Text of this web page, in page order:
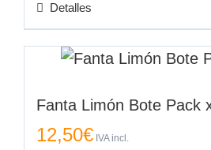
Detalles
Fanta Limón Bote Pack
12,50€ IVA incl.